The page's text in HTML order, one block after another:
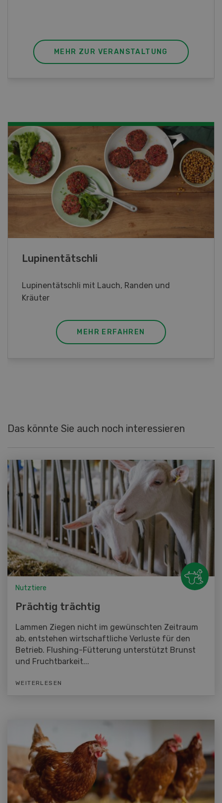
MEHR ZUR VERANSTALTUNG
Frühlingsrollen
Frühlingsrollen mit Poulet
MEHR ERFAHREN
Das könnte Sie auch noch interessieren
Nutztiere
Prächtig trächtig
Lammen Ziegen nicht im gewünschten Zeitraum
ab, entstehen wirtschaftliche Verluste für den
Betrieb. Flushing-Fütterung unterstützt Brunst
und Fruchtbarkeit...
WEITERLESEN